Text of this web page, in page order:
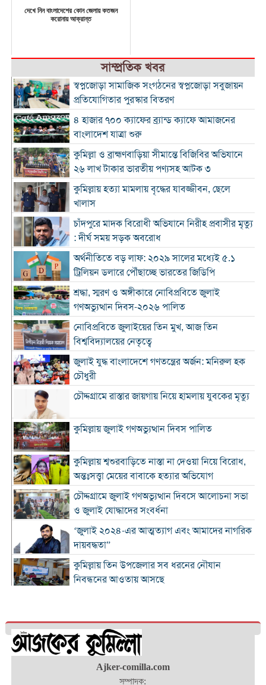
দেখে নিন বাংলাদেশের কোন জেলায় কতজন
করোনায় আক্রান্ত
সাম্প্রতিক খবর
স্বপ্নজোড়া সামাজিক সংগঠনের স্বপ্নজোড়া সবুজায়ন
প্রতিযোগিতার পুরস্কার বিতরণ
৪ হাজার ৭০০ ক্যাফের ব্র্যান্ড ক্যাফে আমাজনের
বাংলাদেশ যাত্রা শুরু
কুমিল্লা ও ব্রাহ্মণবাড়িয়া সীমান্তে বিজিবির অভিযানে
২৬ লাখ টাকার ভারতীয় পণ্যসহ আটক ৩
কুমিল্লায় হত্যা মামলায় বৃদ্ধের যাবজ্জীবন, ছেলে
খালাস
চাঁদপুরে মাদক বিরোধী অভিযানে নিরীহ প্রবাসীর মৃত্যু
: দীর্ঘ সময় সড়ক অবরোধ
অর্থনীতিতে বড় লাফ: ২০২৯ সালের মধ্যেই ৫.১
ট্রিলিয়ন ডলারে পৌঁছাচ্ছে ভারতের জিডিপি
শ্রদ্ধা, স্মরণ ও অঙ্গীকারে নোবিপ্রবিতে জুলাই
গণঅভ্যুত্থান দিবস-২০২৬ পালিত
নোবিপ্রবিতে জুলাইয়ের তিন মুখ, আজ তিন
বিশ্ববিদ্যালয়ের নেতৃত্বে
জুলাই যুদ্ধ বাংলাদেশে গণতন্ত্রের অর্জন: মনিরুল হক
চৌধুরী
চৌদ্দগ্রামে রাস্তার জায়গায় নিয়ে হামলায় যুবকের মৃত্যু
কুমিল্লায় জুলাই গণঅভ্যুত্থান দিবস পালিত
কুমিল্লায় শ্বশুরবাড়িতে নাস্তা না দেওয়া নিয়ে বিরোধ,
অন্তঃসত্ত্বা মেয়ের বাবাকে হত্যার অভিযোগ
চৌদ্দগ্রামে জুলাই গণঅভ্যুত্থান দিবসে আলোচনা সভা
ও জুলাই যোদ্ধাদের সংবর্ধনা
‘জুলাই ২০২৪-এর আত্মত্যাগ এবং আমাদের নাগরিক
দায়বদ্ধতা”
কুমিল্লায় তিন উপজেলার সব ধরনের নৌযান
নিবন্ধনের আওতায় আসছে
দাউদকান্দিতে ৫২ কেজি গাঁজাসহ প্রাইভেট কার জব্দ,
আটক ১
কুমিল্লার ৫ হাসপাতাল-ডায়াগনস্টিক সাময়িকভাবে
Ajker-comilla.com
সম্পাদক: